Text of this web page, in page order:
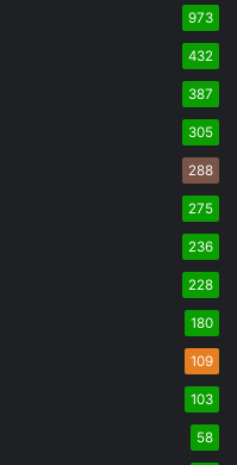
973
432
387
305
288
275
236
228
180
109
103
58